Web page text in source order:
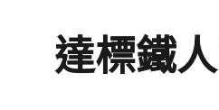
達標鐵